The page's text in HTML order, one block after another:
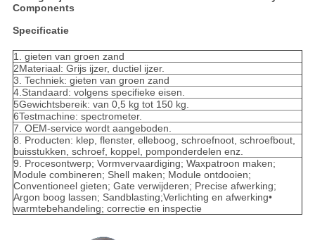
Components
Specificatie
1. gieten van groen zand
2Materiaal: Grijs ijzer, ductiel ijzer.
3. Techniek: gieten van groen zand
4.Standaard: volgens specifieke eisen.
5Gewichtsbereik: van 0,5 kg tot 150 kg.
6Testmachine: spectrometer.
7. OEM-service wordt aangeboden.
8. Producten: klep, flenster, elleboog, schroefnoot, schroefbout,
buisstukken, schroef, koppel, pomponderdelen enz.
9. Procesontwerp; Vormvervaardiging; Waxpatroon maken;
Module combineren; Shell maken; Module ontdooien;
Conventioneel gieten; Gate verwijderen; Precise afwerking;
Argon boog lassen; Sandblasting;Verlichting en afwerking•
warmtebehandeling; correctie en inspectie